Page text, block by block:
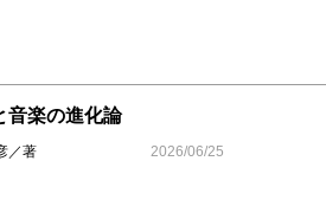
音楽の進化論
／著 2026/06/25